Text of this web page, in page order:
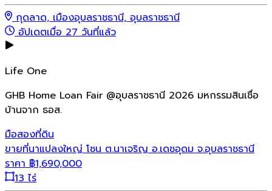
กุดลาด, เมืองอุบลราชธานี, อุบลราชธานี
อัปเดตเมื่อ 27 วันที่แล้ว
Life One
GHB Home Loan Fair @อุบลราชธานี 2026 มหกรรมสินเชื่อ
บ้านจาก ธอส.
มือสองที่ดิน
ขายที่นาแปลงใหญ่ โซน ต.นาเจริญ อ.เดชอุดม จ.อุบลราชธานี
ราคา ฿1,690,000
13 ไร่